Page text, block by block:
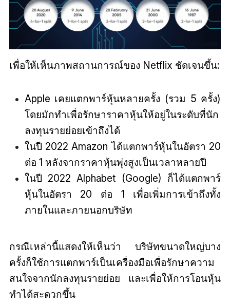
เพื่อให้เห็นภาพสถานการณ์ของ Netflix ชัดเจนขึ้น:
Apple เคยแตกพาร์หุ้นหลายครั้ง (รวม 5 ครั้ง)
โดยมักทำเพื่อรักษาราคาหุ้นให้อยู่ในระดับที่นัก
ลงทุนรายย่อยเข้าถึงได้
ในปี 2022 Amazon ได้แตกพาร์หุ้นในอัตรา 20
ต่อ 1 หลังจากราคาหุ้นพุ่งสูงเป็นเวลาหลายปี
ในปี 2022 Alphabet (Google) ก็ได้แตกพาร์
หุ้นในอัตรา 20 ต่อ 1 เพื่อเพิ่มการเข้าถึงทั้ง
ภายในและภายนอกบริษัท
กรณีเหล่านี้แสดงให้เห็นว่า บริษัทขนาดใหญ่บาง
ครั้งก็ใช้การแตกพาร์เป็นเครื่องมือเพื่อรักษาความ
สนใจจากนักลงทุนรายย่อย และเพื่อให้การโอนหุ้น
ทำได้สะดวกขึ้น